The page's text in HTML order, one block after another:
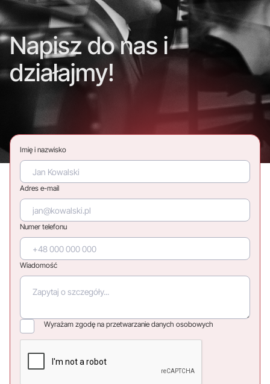
Napisz do nas i
działajmy!
Imię i nazwisko
Adres e-mail
Numer telefonu
Wiadomość
Wyrażam zgodę na przetwarzanie danych osobowych